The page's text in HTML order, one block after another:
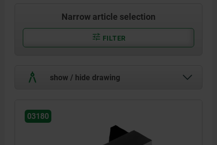
Narrow article selection
FILTER
show / hide drawing
03180